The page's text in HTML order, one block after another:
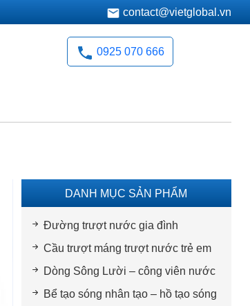
contact@vietglobal.vn
0925 070 666
DANH MỤC SẢN PHẨM
Đường trượt nước gia đình
Cầu trượt máng trượt nước trẻ em
Dòng Sông Lười – công viên nước
Bể tạo sóng nhân tạo – hồ tạo sóng